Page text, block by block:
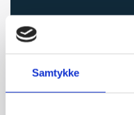
Samtykke
aspernatur